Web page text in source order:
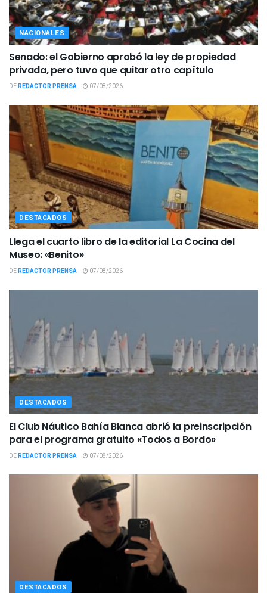
NACIONALES
Senado: el Gobierno aprobó la ley de propiedad
privada, pero tuvo que quitar otro capítulo
DEREDACTOR PRENSA 07/08/2026
DESTACADOS
Llega el cuarto libro de la editorial La Cocina del
Museo: «Benito»
DEREDACTOR PRENSA 07/08/2026
DESTACADOS
El Club Náutico Bahía Blanca abrió la preinscripción
para el programa gratuito «Todos a Bordo»
DEREDACTOR PRENSA 07/08/2026
DESTACADOS